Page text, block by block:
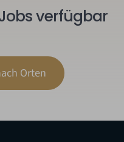
verfügbar
Orten